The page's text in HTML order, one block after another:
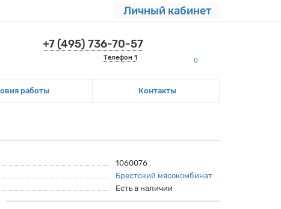
Личный кабинет
+7 (495) 736-70-57
Телефон 1 0
работы Контакты
1060076
Брестский мясокомбинат
Есть в наличии